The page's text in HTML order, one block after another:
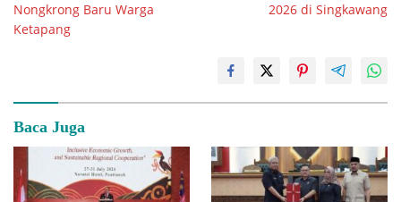
Nongkrong Baru Warga
Ketapang
2026 di Singkawang
Baca Juga